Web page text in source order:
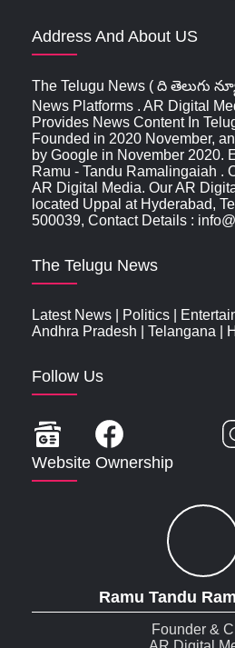
Address And About US
The Telugu News ( ది తెలుగు
News Platforms . AR Digital
Provides News Content In
Founded in 2020 November,
by Google in November 2020.
Ramu - Tandu Ramalingaiah .
AR Digital Media. Our AR
located Uppal at Hyderabad,
500039, Contact Details :
The Telugu News
Latest News Politics
Andhra Pradesh
Telangana
Follow Us
Website Ownership
Ramu Tandu
Founder &